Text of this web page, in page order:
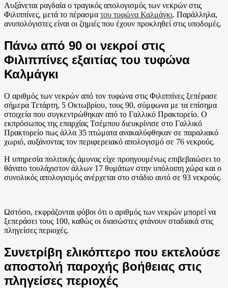
Αυξάνεται ραγδαία ο τραγικός απολογισμός των νεκρών στις
Φιλιππίνες, μετά το πέρασμα του τυφώνα Καλμάγκι. Παράλληλα,
ανυπολόγιστες είναι οι ζημιές που έχουν προκληθεί στις υποδομές.
Πάνω από 90 οι νεκροί στις
Φιλιππίνες εξαιτίας του τυφώνα
Καλμάγκι
Ο αριθμός των νεκρών από τον τυφώνα στις Φιλιππίνες ξεπέρασε
σήμερα Τετάρτη, 5 Οκτωβρίου, τους 90, σύμφωνα με τα επίσημα
στοιχεία που συγκεντρώθηκαν από το Γαλλικό Πρακτορείο. Ο
εκπρόσωπος της επαρχίας Τσέμπου διευκρίνισε στο Γαλλικό
Πρακτορείο πως άλλα 35 πτώματα ανακαλύφθηκαν σε παραλιακό
χωριό, αυξάνοντας τον περιφερειακό απολογισμό σε 76 νεκρούς.
Η υπηρεσία πολιτικής άμυνας είχε προηγουμένως επιβεβαιώσει το
θάνατο τουλάχιστον άλλων 17 θυμάτων στην υπόλοιπη χώρα και ο
συνολικός απολογισμός ανέρχεται στο στάδιο αυτό σε 93 νεκρούς.
Ωστόσο, εκφράζονται φόβοι ότι ο αριθμός των νεκρών μπορεί να
ξεπεράσει τους 100, καθώς οι διασώστες φτάνουν σταδιακά στις
πληγείσες περιοχές.
Συνετρίβη ελικόπτερο που εκτελούσε
αποστολή παροχής βοήθειας στις
πληγείσες περιοχές